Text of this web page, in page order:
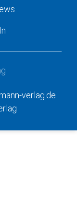
verlag.de